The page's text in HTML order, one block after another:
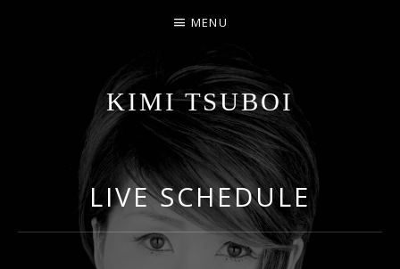
KIMI TSUBOI
名古屋のJAZZ PIANIST
MENU
LIVE SCHEDULE